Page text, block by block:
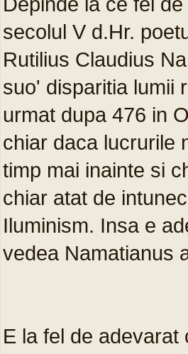
secolul V d.Hr.
Rutilius Claudius
suo' disparitia lumii
urmat dupa 476 in
chiar daca lucrurile
timp mai inainte si
chiar atat de
Iluminism. Insa e
vedea Namatianus
E la fel de